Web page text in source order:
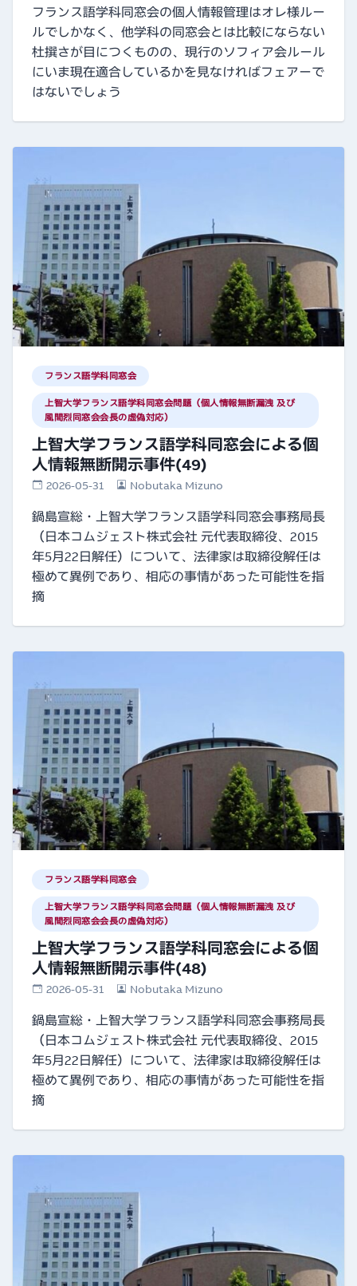
フランス語学科同窓会の個人情報管理はオレ様ルー
ルでしかなく、他学科の同窓会とは比較にならない
杜撰さが目につくものの、現行のソフィア会ルール
にいま現在適合しているかを見なければフェアーで
はないでしょう
フランス語学科同窓会
上智大学フランス語学科同窓会問題（個人情報無断漏洩 及び
風間烈同窓会会長の虚偽対応）
上智大学フランス語学科同窓会による個
人情報無断開示事件(49)
2026-05-31 Nobutaka Mizuno
鍋島宣総・上智大学フランス語学科同窓会事務局長
（日本コムジェスト株式会社 元代表取締役、2015
年5月22日解任）について、法律家は取締役解任は
極めて異例であり、相応の事情があった可能性を指
摘
フランス語学科同窓会
上智大学フランス語学科同窓会問題（個人情報無断漏洩 及び
風間烈同窓会会長の虚偽対応）
上智大学フランス語学科同窓会による個
人情報無断開示事件(48)
2026-05-31 Nobutaka Mizuno
鍋島宣総・上智大学フランス語学科同窓会事務局長
（日本コムジェスト株式会社 元代表取締役、2015
年5月22日解任）について、法律家は取締役解任は
極めて異例であり、相応の事情があった可能性を指
摘